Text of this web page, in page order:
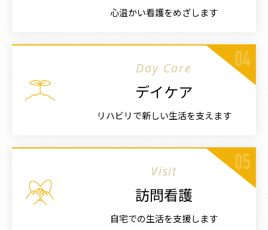
心温かい看護をめざします
Day Care
デイケア
リハビリで新しい生活を支えます
Visit
訪問看護
自宅での生活を支援します